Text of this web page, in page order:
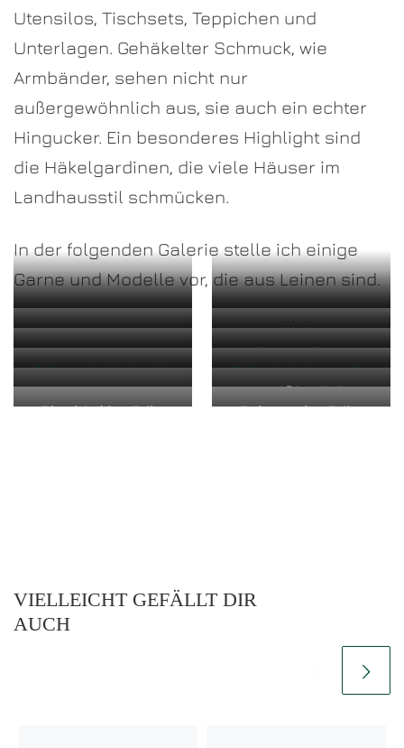
Utensilos, Tischsets, Teppichen und
Unterlagen. Gehäkelter Schmuck, wie
Armbänder, sehen nicht nur
außergewöhnlich aus, sie auch ein echter
Hingucker. Ein besonderes Highlight sind
die Häkelgardinen, die viele Häuser im
Landhausstil schmücken.
In der folgenden Galerie stelle ich einige
Garne und Modelle vor, die aus Leinen sind.
The Fibre Co.
Meadow
The Fibre Co.
Meadow
The Fibre Co.
Meadow
Irish Sea
Seacote
Tsumuzikaze
Erike Knight studio
linen
Erike Knight studio
linen
Erike Knight studio
Amalfi by Erika
Bluebird by Erika
Palermo by Erika
VIELLEICHT GEFÄLLT DIR
AUCH